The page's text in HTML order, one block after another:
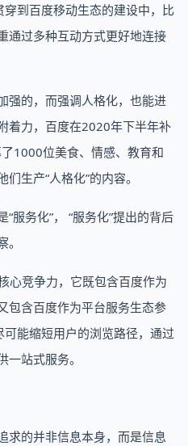
穿到百度移动生态的建设中，比
通过多种互动方式更好地连接
强的，而强调人格化，也能进
着力，百度在2020年下半年补
1000位美食、情感、教育和
生产“人格化”的内容。
服务化”， “服务化”提出的背后
心竞争力，它既包含百度作为
包含百度作为平台服务生态参
能缩短用户的浏览路径，通过
站式服务。
求的并非信息本身，而是信息